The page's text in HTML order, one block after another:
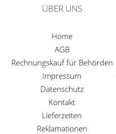
ÜBER UNS
Home
AGB
Rechnungskauf für Behörden
Impressum
Datenschutz
Kontakt
Lieferzeiten
Reklamationen